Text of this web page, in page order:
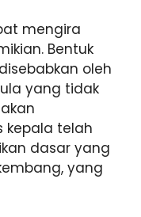
mengira
Bentuk
oleh
yang tidak
kepala telah
dasar yang
yang